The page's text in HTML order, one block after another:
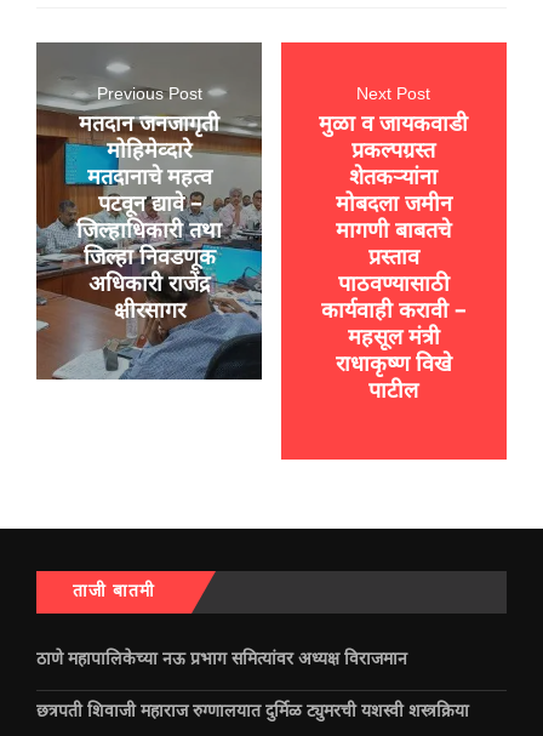
Previous Post
मतदान जनजागृती
मोहिमेव्दारे
मतदानाचे महत्व
पटवून द्यावे –
जिल्हाधिकारी तथा
जिल्हा निवडणूक
अधिकारी राजेंद्र
क्षीरसागर
Next Post
मुळा व जायकवाडी
प्रकल्पग्रस्त
शेतकऱ्यांना
मोबदला जमीन
मागणी बाबतचे
प्रस्ताव
पाठवण्यासाठी
कार्यवाही करावी –
महसूल मंत्री
राधाकृष्ण विखे
पाटील
ताजी बातमी
ठाणे महापालिकेच्या नऊ प्रभाग समित्यांवर अध्यक्ष विराजमान
छत्रपती शिवाजी महाराज रुग्णालयात दुर्मिळ ट्युमरची यशस्वी शस्त्रक्रिया